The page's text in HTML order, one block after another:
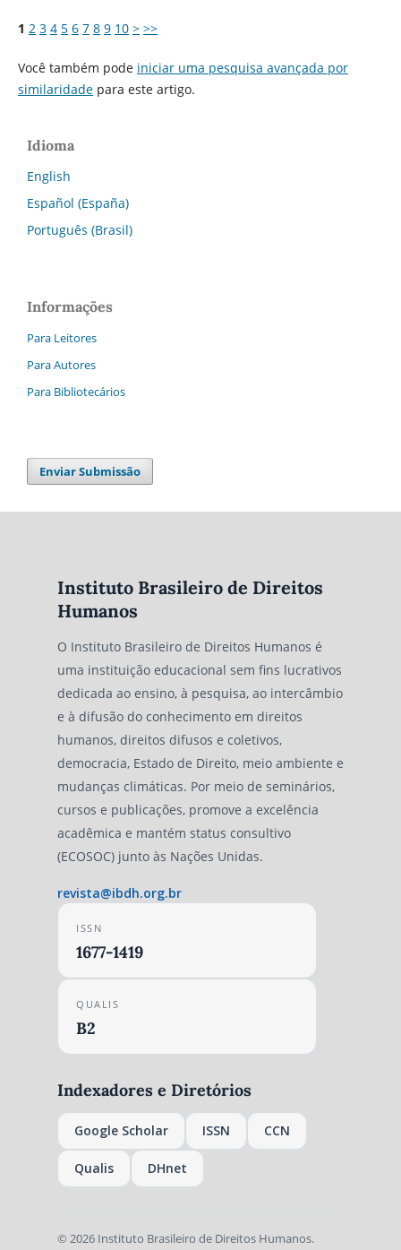
1 2 3 4 5 6 7 8 9 10 > >>
Você também pode iniciar uma pesquisa avançada por
similaridadepara este artigo.
Idioma
English
Español (España)
Português (Brasil)
Informações
Para Leitores
Para Autores
Para Bibliotecários
Enviar Submissão
Instituto Brasileiro de Direitos
Humanos
O Instituto Brasileiro de Direitos Humanos é
uma instituição educacional sem fins lucrativos
dedicada ao ensino, à pesquisa, ao intercâmbio
e à difusão do conhecimento em direitos
humanos, direitos difusos e coletivos,
democracia, Estado de Direito, meio ambiente e
mudanças climáticas. Por meio de seminários,
cursos e publicações, promove a excelência
acadêmica e mantém status consultivo
(ECOSOC) junto às Nações Unidas.
revista@ibdh.org.br
ISSN
1677-1419
QUALIS
B2
Indexadores e Diretórios
Google Scholar ISSN CCN
Qualis DHnet
© 2026 Instituto Brasileiro de Direitos Humanos.